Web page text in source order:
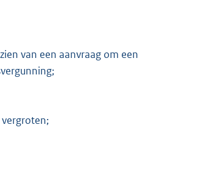
van een aanvraag om een